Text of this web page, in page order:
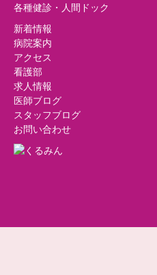
各種健診・人間ドック
新着情報
病院案内
アクセス
看護部
求人情報
医師ブログ
スタッフブログ
お問い合わせ